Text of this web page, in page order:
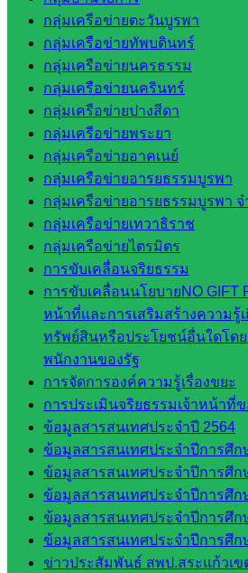
กลุ่มเครือข่ายตะวันบูรพา
กลุ่มเครือข่ายทัพบดินทร์
กลุ่มเครือข่ายนครธรรม
กลุ่มเครือข่ายนครินทร์
กลุ่มเครือข่ายปางสีดา
กลุ่มเครือข่ายพระยา
กลุ่มเครือข่ายอาคเนย์
กลุ่มเครือข่ายอารยธรรมบูรพา
กลุ่มเครือข่ายอารยธรรมบูรพา
กลุ่มเครือข่ายเทวาธิราช
กลุ่มเครือข่ายไตรมิตร
การขับเคลื่อนจริยธรรม
การขับเคลื่อนนโยบายNO GIFT
หน้าที่และการเสริมสร้างความ
ทรัพย์สินหรือประโยชน์อื่นใดโดย
พนักงานของรัฐ
การจัดการองค์ความรู้เรื่องขยะ
การประเมินจริยธรรมเจ้าหน้าที่ข
ข้อมูลสารสนเทศประจำปี 2564
ข้อมูลสารสนเทศประจำปีการศึก
ข้อมูลสารสนเทศประจำปีการศึก
ข้อมูลสารสนเทศประจำปีการศึก
ข้อมูลสารสนเทศประจำปีการศึก
ข้อมูลสารสนเทศประจำปีการศึก
ข่าวประสัมพันธ์ สพป.สระแก้วเข
สระแก้ว
วิทยาลัย
เทคนิค
วังน้ำเย็น
กศน.สระแก้ว
เว็บไซต์
กลุ่มงาน
ใน
สำนักงาน
กลุ่
มอำนวย
การ
กลุ่ม
บริหาร
งานงาน
เงินและ
สินทรัพย์
กลุ่มน
โยบาย
และแผน
กลุ่มส่ง